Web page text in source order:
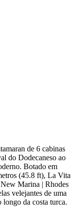
de 6 cabinas
do Dodecaneso ao
Botado em
(45.8 ft), La Vita
Marina | Rhodes
velejantes de uma
longo da costa turca.